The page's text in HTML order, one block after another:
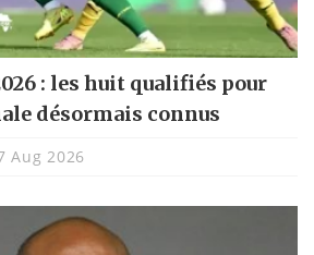
: les huit qualifiés pour
désormais connus
Aug 2026